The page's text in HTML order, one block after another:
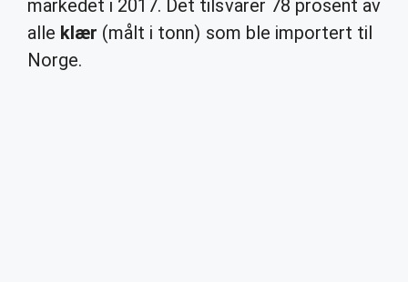
markedet i 2017. Det tilsvarer 78 prosent av
alle klær (målt i tonn) som ble importert til
Norge.